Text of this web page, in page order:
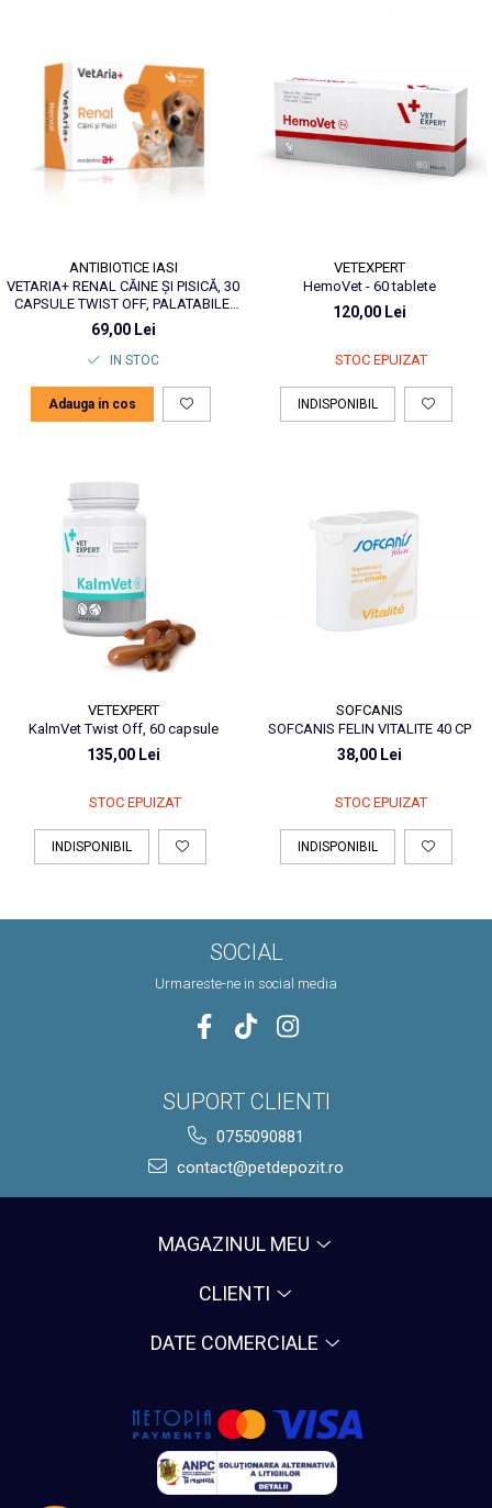
ANTIBIOTICE IASI
VETARIA+ RENAL CĂINE ȘI PISICĂ, 30
CAPSULE TWIST OFF, PALATABILE,
CU AROMĂ DE PUI
69,00 Lei
IN STOC
Adauga in cos
VETEXPERT
HemoVet - 60 tablete
120,00 Lei
STOC EPUIZAT
INDISPONIBIL
VETEXPERT
KalmVet Twist Off, 60 capsule
135,00 Lei
STOC EPUIZAT
INDISPONIBIL
SOFCANIS
SOFCANIS FELIN VITALITE 40 CP
38,00 Lei
STOC EPUIZAT
INDISPONIBIL
SOCIAL
Urmareste-ne in social media
SUPORT CLIENTI
0755090881
contact@petdepozit.ro
MAGAZINUL MEU
CLIENTI
DATE COMERCIALE